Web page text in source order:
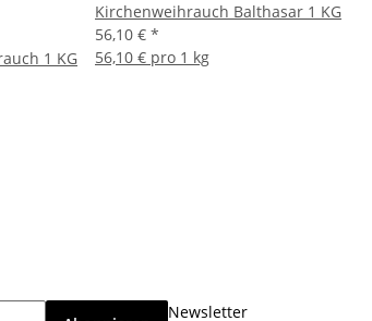
1 KG
Kirchenweihrauch Balthasar 1 KG
56,10 € *
56,10 € pro 1 kg
Newsletter